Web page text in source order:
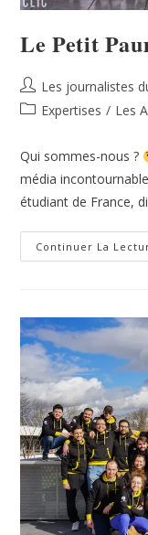
Le Petit
Les journalistes
Expertises / Les
Qui sommes-nous ?
média
étudiant de France,
Continuer La